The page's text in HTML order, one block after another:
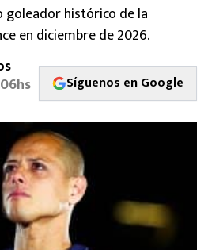
histórico de la
en diciembre de 2026.
Síguenos en Google